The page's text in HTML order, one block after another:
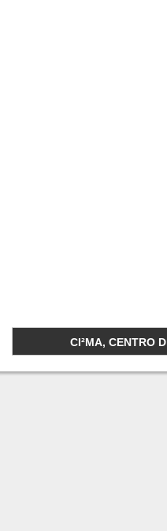
CI²MA, CENTRO